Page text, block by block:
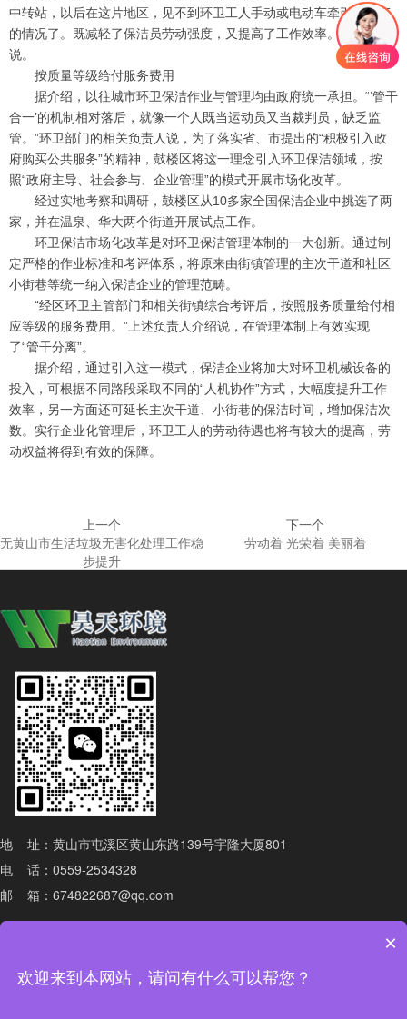
中转站，以后在这片地区，见不到环卫工人手动或电动车牵引垃圾车
的情况了。既减轻了保洁员劳动强度，又提高了工作效率。
陈健介绍
说。
按质量等级给付服务费用
据介绍，以往城市环卫保洁作业与管理均由政府统一承担。 “‘管干
合一’的机制相对落后，就像一个人既当运动员又当裁判员，缺乏监
管。 ”环卫部门的相关负责人说，为了落实省、市提出的“积极引入政
府购买公共服务”的精神，鼓楼区将这一理念引入环卫保洁领域，按
照“政府主导、社会参与、企业管理”的模式开展市场化改革。
经过实地考察和调研，鼓楼区从 10多家全国保洁企业中挑选了两
家，并在温泉、华大两个街道开展试点工作。
环卫保洁市场化改革是对环卫保洁管理体制的一大创新。通过制
定严格的作业标准和考评体系，将原来由街镇管理的主次干道和社区
小街巷等统一纳入保洁企业的管理范畴。
“经区环卫主管部门和相关街镇综合考评后，按照服务质量给付相
应等级的服务费用。 ” 上述负责人介绍说，在管理体制上有效实现
了“管干分离”。
据介绍，通过引入这一模式，保洁企业将加大对环卫机械设备的
投入，可根据不同路段采取不同的“ 人机协作”方式，大幅度提升工作
效率，另一方面还可延长主次干道、小街巷的保洁时间，增加保洁次
数。实行企业化管理后，环卫工人的劳动待遇也将有较大的提高，劳
动权益将得到有效的保障。
上一个
无黄山市生活垃圾无害化处理工作稳
步提升
下一个
劳动着 光荣着 美丽着
地 址：黄山市屯溪区黄山东路139号宇隆大厦801
电 话：0559-2534328
邮 箱： 674822687@qq.com
安徽昊天城市运营管理有限公司
×
欢迎来到本网站，请问有什么可以帮您？